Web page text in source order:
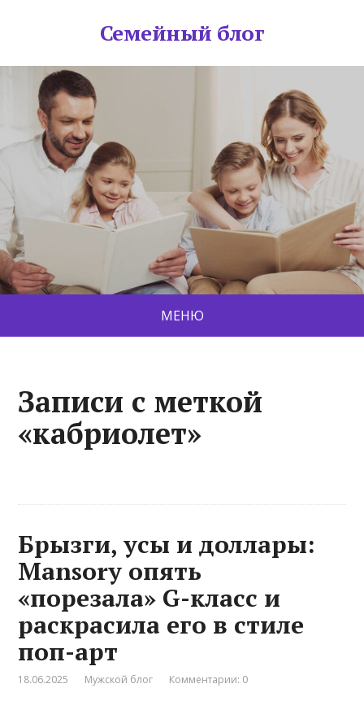
Семейный блог
МЕНЮ
Записи с меткой
«кабриолет»
Брызги, усы и доллары:
Mansory опять
«порезала» G-класс и
раскрасила его в стиле
поп-арт
18.06.2025 Мужской блог Комментарии: 0